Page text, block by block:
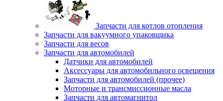
Запчасти для котлов отопления
Запчасти для вакуумного упаковщика
Запчасти для весов
Запчасти для автомобилей
Датчики для автомобилей
Аксессуары для автомобильного освещения
Запчасти для автомобилей (прочее)
Моторные и трансмиссионные масла
Запчасти для автомагнитол